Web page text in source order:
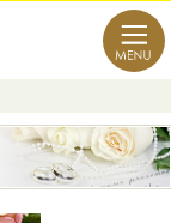
所へ。
ケーション・マリッジク